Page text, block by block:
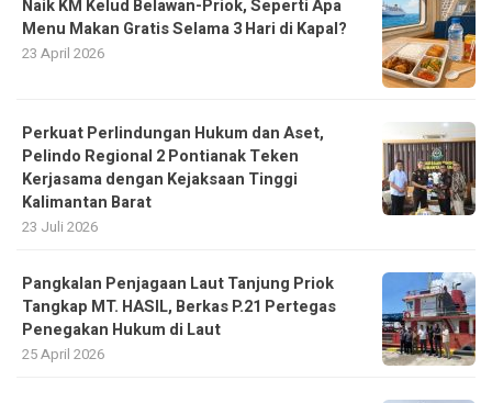
Perkuat Perlindungan Hukum dan Aset,
Pelindo Regional 2 Pontianak Teken
23 Juli 2026
Pangkalan Penjagaan Laut Tanjung Priok
Tangkap MT. HASIL, Berkas P.21 Pertegas
NPCT1 Tutup 2025 dengan Raihan 10 Juta
TEUs, Perkuat Posisi di Jaringan Logistik
Global